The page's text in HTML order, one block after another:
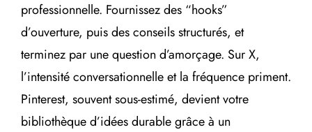
professionnelle. Fournissez des “hooks”
d’ouverture, puis des conseils structurés, et
terminez par une question d’amorçage. Sur X,
l’intensité conversationnelle et la fréquence priment.
Pinterest, souvent sous-estimé, devient votre
bibliothèque d’idées durable grâce à un